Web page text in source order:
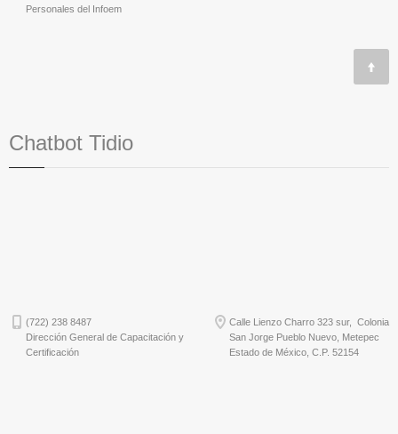
Personales del Infoem
Chatbot Tidio
(722) 238 8487
Dirección General de Capacitación y
Certificación
Calle Lienzo Charro 323 sur, Colonia
San Jorge Pueblo Nuevo, Metepec
Estado de México, C.P. 52154